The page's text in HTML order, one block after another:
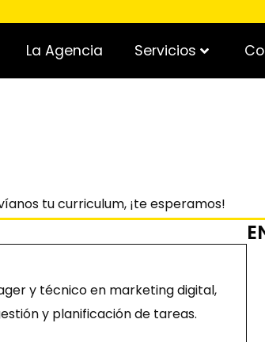
La Agencia Servicios
tu curriculum, ¡te esperamos!
y técnico en marketing digital,
y planificación de tareas.